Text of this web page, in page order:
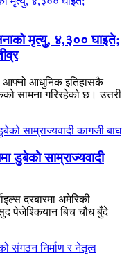
मृत्यु, ४,३०० घाइते;
आधुनिक इतिहासकै
सामना गरिरहेको छ। उत्तरी
डुबेको साम्राज्यवादी
दरबारमा अमेरिकी
पेजेश्कियान बिच चौध बुँदे